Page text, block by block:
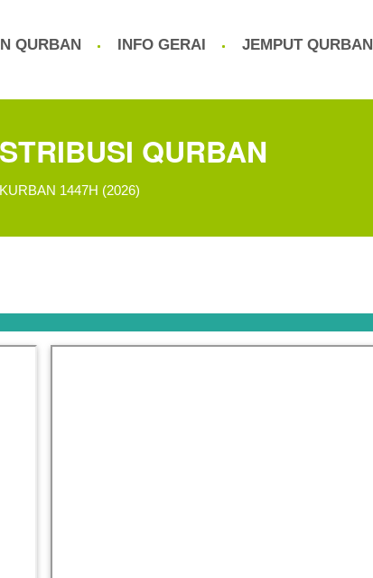
QURBAN INFO GERAI JEMPUT QURBAN
QURBAN
1447H (2026)